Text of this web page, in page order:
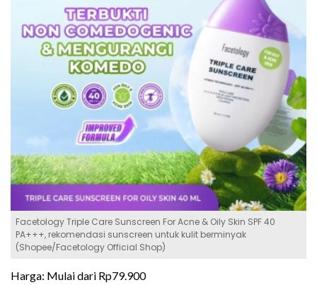
Facetology Triple Care Sunscreen For Acne & Oily Skin SPF 40
PA+++, rekomendasi sunscreen untuk kulit berminyak
(Shopee/Facetology Official Shop)
Harga: Mulai dari Rp79.900